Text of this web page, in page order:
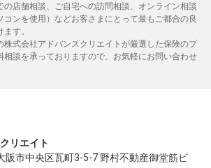
の店舗相談、ご自宅への訪問相談、オンライン相談
コンを使用）などお客さまにとって最もご都合の良
す。
株式会社アドバンスクリエイトが厳選した保険のプ
相談を承っておりますので、お気軽にお問い合わせ
リエイト
阪市中央区瓦町3-5-7 野村不動産御堂筋ビ